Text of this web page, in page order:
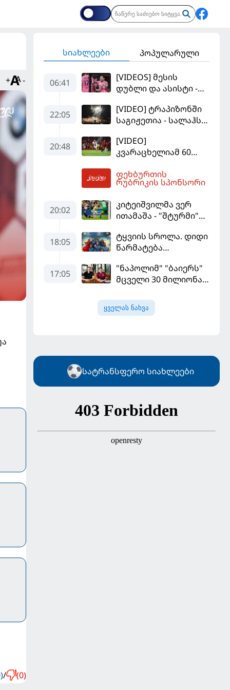
+ -
/ (0)
სიახლეები პოპულარული
06:41
[VIDEOS] მესის
დუბლი და ასისტი -
"სან ლუისს" მოუგო
22:05
[VIDEO] ტრაპიზონში
საგიჟეთია - სალაჰს
დახვდა
20:48
[VIDEO]
კვარაცხელიამ 60
სეზონის პირველ
მატჩში
დამარცხდა
ფეხბურთის
რუბრიკის სპონსორი
20:02
კიტეიშვილმა ვერ
ითამაშა - "შტურმი"
"ფენერბაჰჩესთან"
დამარცხდა
18:05
ტყვიის სროლა. დიდი
წარმატება
17:05
"ნაპოლიმ" "ბაიერს"
მცველი 30 მილიონად
ყველას ნახვა
სატრანსფერო სიახლეები